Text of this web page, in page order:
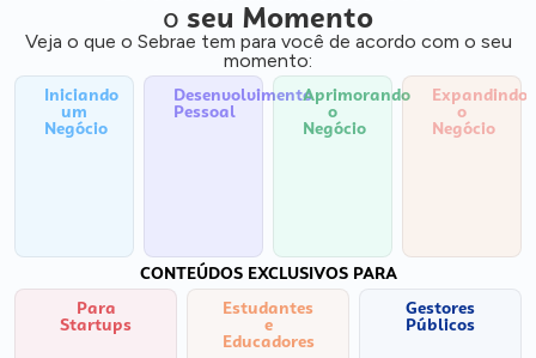
o seu Momento
Veja o que o Sebrae tem para você de acordo com o seu
momento:
Iniciando
um
Negócio
Desenvolvimento
Pessoal
Aprimorando
o
Negócio
Expandindo
o
Negócio
CONTEÚDOS EXCLUSIVOS PARA
Para
Startups
Estudantes
e
Educadores
Gestores
Públicos